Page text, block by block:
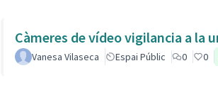
Càmeres de vídeo vigilancia a la
Vanesa Vilaseca Espai Públic 0 0